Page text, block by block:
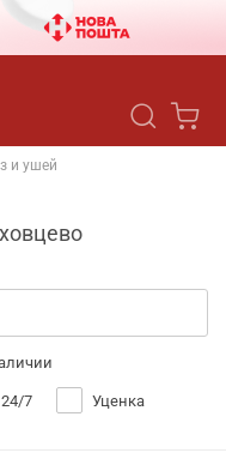
и ушей
7 Уценка